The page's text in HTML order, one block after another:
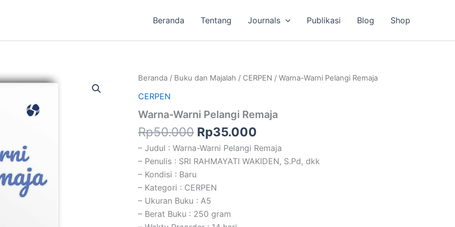
Beranda Tentang Journals Publikasi Blog Shop
Beranda / Buku dan Majalah / CERPEN / Warna-Warni Pelangi Remaja
CERPEN
Warna-Warni Pelangi Remaja
Rp50.000
Harga
Rp50.000.
Rp35.000
Harga
adalah:
– Judul : Warna-Warni Pelangi Remaja
– Penulis : SRI RAHMAYATI WAKIDEN, S.Pd, dkk
– Kondisi : Baru
– Kategori : CERPEN
– Ukuran Buku : A5
– Berat Buku : 250 gram